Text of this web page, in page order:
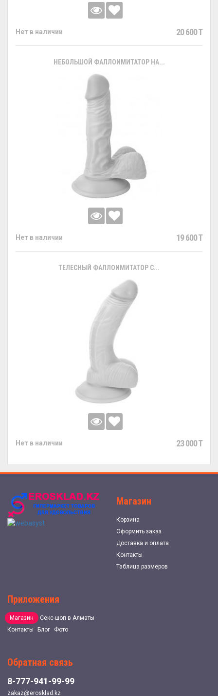
Нет в наличии 20 600 T
НЕБОЛЬШОЙ ФАЛЛОИМИТАТОР НА...
Нет в наличии 19 600 T
ТЕЛЕСНЫЙ ФАЛЛОИМИТАТОР С...
Нет в наличии 23 000 T
Магазин
Корзина
Оформить заказ
Доставка и оплата
Контакты
Таблица размеров
Приложения
Магазин
Секс-шоп в Алматы
Контакты
Блог Фото
Обратная связь
8-777-941-99-99
zakaz@erosklad.kz